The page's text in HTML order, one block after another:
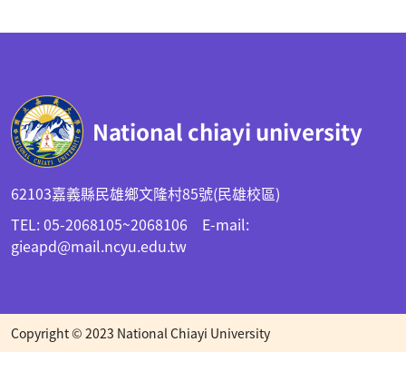
National chiayi university
62103嘉義縣民雄鄉文隆村85號(民雄校區)
TEL: 05-2068105~2068106 E-mail:
gieapd@mail.ncyu.edu.tw
Copyright © 2023 National Chiayi University